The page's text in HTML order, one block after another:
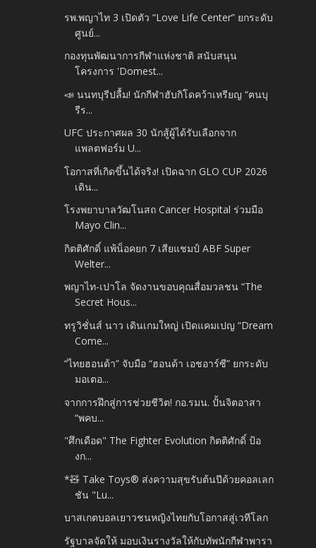
รพ.พญาไท 3 เปิดตัว “Love Life Center” ยกระดับ
ศูนย์...
กองทุนพัฒนาการกีฬาแห่งชาติ สนับสนุน
โครงการ 'Domest...
📣 นนทบุรีปลื้ม! นักกีฬาฮับกิโดคว้าเหรียญ “ฅนบุ
รีร...
UFC ประกาศผล 30 นักสู้ผู้ได้รับเลือกจาก
แพลตฟอร์ม U...
โอกาสที่เกิดขึ้นได้จริง! เปิดฉาก GLO CUP 2026
เดิน...
โรงพยาบาลวัฒโนสถ Cancer Hospital ร่วมมือ
Mayo Clin...
กิตติศักดิ์ แพ้น็อคยก 7 เสียแชมป์ ABF Super
Welter...
พญาไท-เปาโล จัดงานขอบคุณสื่อมวลชน “The
Secret Hous...
ทรูวิชั่นส์ นาว เดินเกมใหญ่ เปิดแคมเปญ “Dream
Come...
“ไทยฮอนด้า” จับมือ “ฮอนด้า เอชอาร์ซี” ยกระดับ
มอเตอ...
จากการฝึกสู่การช่วยชีวิต! กอ.รมน. ปั้นจิตอาสา
“พคบ...
"ศึกเดือด" The Fighter Evolution กิตติศักดิ์ ป้อ
งก...
*🧸 Take Toys® ส่งความสุขรับต้นปีด้วยคอลเลก
ชัน "Lu...
บาสเกตบอลเยาวชนหญิงไทยกับโอกาสสู่เวทีโลก
รัฐบาลจัดให้ มอบเงินรางวัลให้กับทัพนักกีฬาพารา